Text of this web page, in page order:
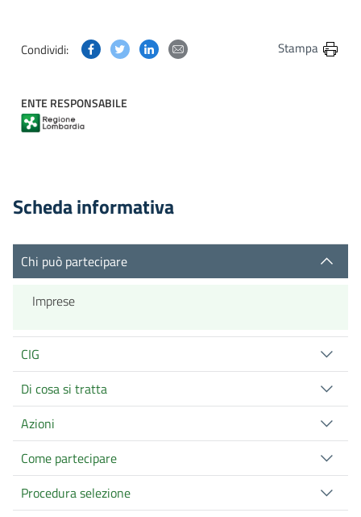
Condividi: Condividi questa pagina su Facebook
Condividi questa pagina su Twitter
Condividi questa pagina su Linkedin
Condividi questa pagina via
Stampa
ENTE RESPONSABILE
Scheda informativa
Chi può partecipare
Imprese
CIG
Di cosa si tratta
Azioni
Come partecipare
Procedura selezione